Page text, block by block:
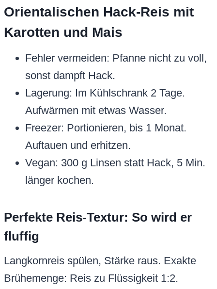
Orientalischen Hack-Reis mit
Karotten und Mais
Fehler vermeiden: Pfanne nicht zu voll,
sonst dampft Hack.
Lagerung: Im Kühlschrank 2 Tage.
Aufwärmen mit etwas Wasser.
Freezer: Portionieren, bis 1 Monat.
Auftauen und erhitzen.
Vegan: 300 g Linsen statt Hack, 5 Min.
länger kochen.
Perfekte Reis-Textur: So wird er
fluffig
Langkornreis spülen, Stärke raus. Exakte
Brühemenge: Reis zu Flüssigkeit 1:2.